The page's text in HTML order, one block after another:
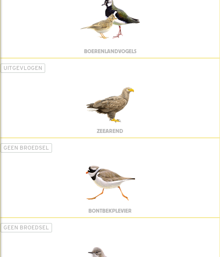
BOERENLANDVOGELS
UITGEVLOGEN
ZEEAREND
GEEN BROEDSEL
BONTBEKPLEVIER
GEEN BROEDSEL